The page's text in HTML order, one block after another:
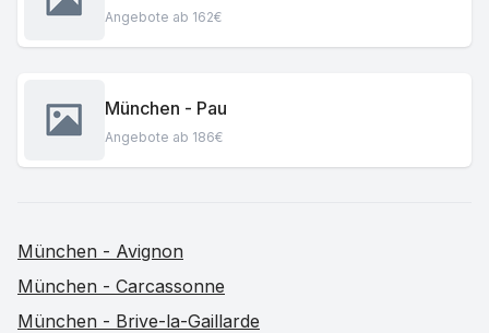
Angebote ab 162€
München - Pau
Angebote ab 186€
München - Avignon
München - Carcassonne
München - Brive-la-Gaillarde